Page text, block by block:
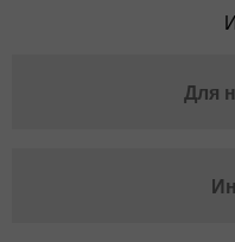
Для